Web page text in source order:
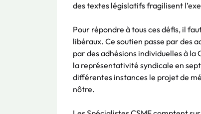
des textes législatifs fragilisent
Pour répondre à tous ces défis, il
libéraux. Ce soutien passe par des
par des adhésions individuelles à la
la représentativité syndicale en
différentes instances le projet de
nôtre.